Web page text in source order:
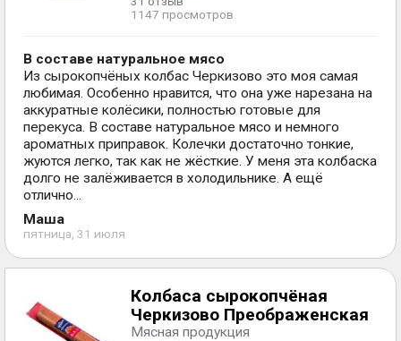
1147 просмотров
В составе натуральное мясо
Из сырокопчёных колбас Черкизово это моя самая
любимая. Особенно нравится, что она уже нарезана на
аккуратные колёсики, полностью готовые для
перекуса. В составе натуральное мясо и немного
ароматных приправок. Колечки достаточно тонкие,
жуются легко, так как не жёсткие. У меня эта колбаска
долго не залёживается в холодильнике. А ещё
отлично...
Маша
пятница, 31 июля
Колбаса сырокопчёная
Черкизово Преображенская
Мясная продукция